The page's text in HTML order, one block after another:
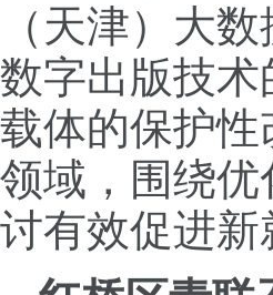
（天津）大
数字出版技
载体的保护性
领域，围绕
讨有效促进